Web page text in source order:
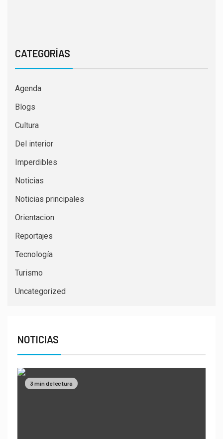
CATEGORÍAS
Agenda
Blogs
Cultura
Del interior
Imperdibles
Noticias
Noticias principales
Orientacion
Reportajes
Tecnología
Turismo
Uncategorized
NOTICIAS
3 min de lectura